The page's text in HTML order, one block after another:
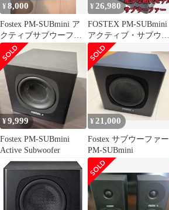
¥8,000
Fostex PM-SUBmini ア
クティブサブウーファ
ー
¥26,980
FOSTEX PM-SUBmini
アクティブ・サブウー
ハー
¥9,999
Fostex PM-SUBmini
Active Subwoofer
¥21,000
Fostex サブウーファー
PM-SUBmini